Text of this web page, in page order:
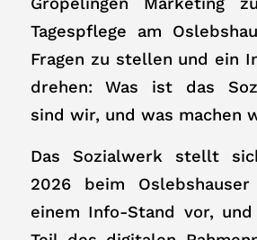
Tagespflege am
Fragen zu stellen und ein
drehen: Was ist das
sind wir, und was machen
Das Sozialwerk stellt
2026 beim
einem Info-Stand vor,